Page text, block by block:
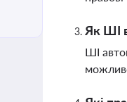
Як ШІ
ШІ